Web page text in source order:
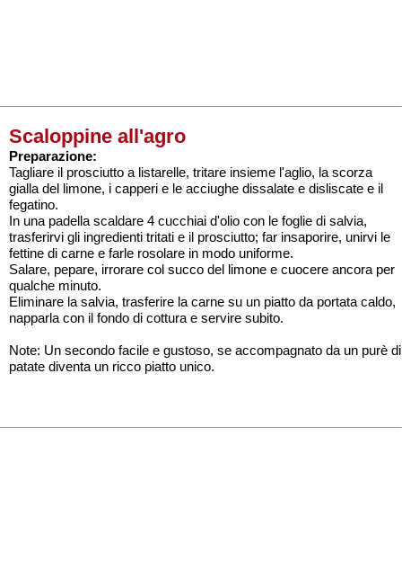
Scaloppine all'agro
Preparazione:
Tagliare il prosciutto a listarelle, tritare insieme l'aglio, la scorza
gialla del limone, i capperi e le acciughe dissalate e disliscate e il
fegatino.
In una padella scaldare 4 cucchiai d'olio con le foglie di salvia,
trasferirvi gli ingredienti tritati e il prosciutto; far insaporire, unirvi le
fettine di carne e farle rosolare in modo uniforme.
Salare, pepare, irrorare col succo del limone e cuocere ancora per
qualche minuto.
Eliminare la salvia, trasferire la carne su un piatto da portata caldo,
napparla con il fondo di cottura e servire subito.
Note: Un secondo facile e gustoso, se accompagnato da un purè di
patate diventa un ricco piatto unico.